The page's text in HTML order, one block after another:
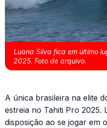
Luana Silva fica em último
2025. Foto de arquivo.
A única brasileira na elite
estreia no Tahiti Pro 2025.
disposição ao se jogar em